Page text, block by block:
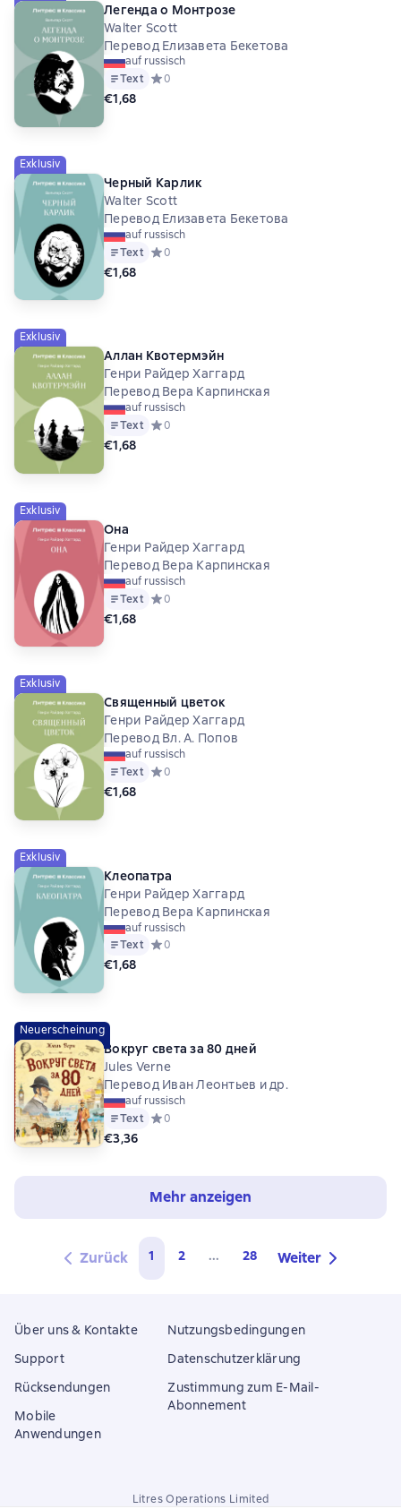
Легенда о Монтрозе
Walter Scott
Перевод Елизавета Бекетова
auf russisch
Text Средний рейтинг 0 на основе 0 оценок
0
€1,68
Exklusiv
Черный Карлик
Walter Scott
Перевод Елизавета Бекетова
auf russisch
Text Средний рейтинг 0 на основе 0 оценок
0
€1,68
Exklusiv
Аллан Квотермэйн
Генри Райдер Хаггард
Перевод Вера Карпинская
auf russisch
Text Средний рейтинг 0 на основе 0 оценок
0
€1,68
Exklusiv
Она
Генри Райдер Хаггард
Перевод Вера Карпинская
auf russisch
Text Средний рейтинг 0 на основе 0 оценок
0
€1,68
Exklusiv
Священный цветок
Генри Райдер Хаггард
Перевод Вл. А. Попов
auf russisch
Text Средний рейтинг 0 на основе 0 оценок
0
€1,68
Exklusiv
Клеопатра
Генри Райдер Хаггард
Перевод Вера Карпинская
auf russisch
Text Средний рейтинг 0 на основе 0 оценок
0
€1,68
Neuerscheinung
Вокруг света за 80 дней
Jules Verne
Перевод Иван Леонтьев и др.
auf russisch
Text Средний рейтинг 0 на основе 0 оценок
0
€3,36
Mehr anzeigen
Zurück 1 2 ... 28 Weiter
Über uns & Kontakte
Support
Rücksendungen
Mobile
Anwendungen
Nutzungsbedingungen
Datenschutzerklärung
Zustimmung zum E-Mail-
Abonnement
Litres Operations Limited